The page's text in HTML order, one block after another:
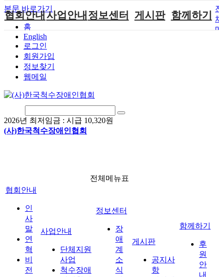
본문 바로가기
홈
English
로그인
회원가입
정보찾기
웹메일
2026년 최저임금 : 시급 10,320원
(사)한국척수장애인협회
협회안내
인사말
연혁
비전
조직도
척수장애란?
찾아오시는길
사업안내
단체지원사업
척수장애인재
활지원센터
척수장애인직
문화예술위원
회
정보센터 게시판 함께하기
전체메뉴표
협회안내
인
사
말
연
혁
비
전
사업안내
단체지원
사업
척수장애
정보센터
장
애
계
소
식
게시판
공지사
항
함께하기
후
원
안
내